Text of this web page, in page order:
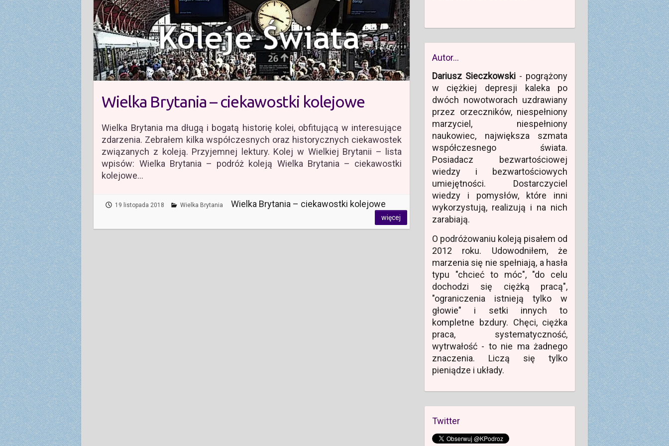
Wielka Brytania – ciekawostki kolejowe
Wielka Brytania ma długą i bogatą historię kolei, obfitującą w interesujące
zdarzenia. Zebrałem kilka współczesnych oraz historycznych ciekawostek
związanych z koleją. Przyjemnej lektury. Kolej w Wielkiej Brytanii – lista
wpisów: Wielka Brytania – podróż koleją Wielka Brytania – ciekawostki
kolejowe…
19 listopada 2018 Wielka Brytania Wielka Brytania – ciekawostki kolejowe
więcej
Autor…
Dariusz Sieczkowski - pogrążony
w ciężkiej depresji kaleka po
dwóch nowotworach uzdrawiany
przez orzeczników, niespełniony
marzyciel, niespełniony
naukowiec, największa szmata
współczesnego świata.
Posiadacz bezwartościowej
wiedzy i bezwartościowych
umiejętności. Dostarczyciel
wiedzy i pomysłów, które inni
wykorzystują, realizują i na nich
zarabiają.
O podróżowaniu koleją pisałem od
2012 roku. Udowodniłem, że
marzenia się nie spełniają, a hasła
typu "chcieć to móc", "do celu
dochodzi się ciężką pracą",
"ograniczenia istnieją tylko w
głowie" i setki innych to
kompletne bzdury. Chęci, ciężka
praca, systematyczność,
wytrwałość - to nie ma żadnego
znaczenia. Liczą się tylko
pieniądze i układy.
Twitter